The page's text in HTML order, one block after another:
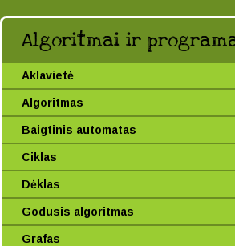
Algoritmai ir
Aklavietė
Algoritmas
Baigtinis automatas
Ciklas
Dėklas
Godusis algoritmas
Grafas